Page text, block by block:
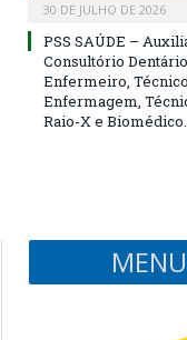
30 DE JULHO DE 2026
PSS SAÚDE –
Consultório
Enfermeiro,
Enfermagem,
Raio-X e Biomédico.